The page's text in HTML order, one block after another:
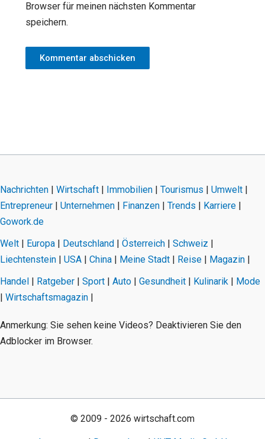
Browser für meinen nächsten Kommentar
speichern.
Nachrichten | Wirtschaft | Immobilien | Tourismus | Umwelt |
Entrepreneur | Unternehmen | Finanzen | Trends | Karriere |
Gowork.de
Welt | Europa | Deutschland | Österreich | Schweiz |
Liechtenstein | USA | China | Meine Stadt | Reise | Magazin |
Handel | Ratgeber | Sport | Auto | Gesundheit | Kulinarik | Mode
| Wirtschaftsmagazin |
Anmerkung: Sie sehen keine Videos? Deaktivieren Sie den
Adblocker im Browser.
© 2009 - 2026 wirtschaft.com